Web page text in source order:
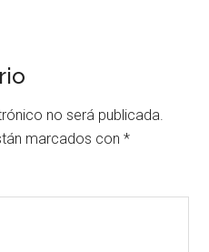
no será publicada.
marcados con*